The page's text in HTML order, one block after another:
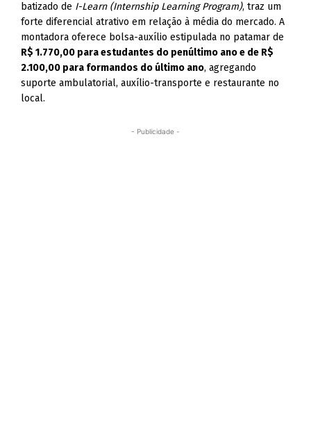
batizado de I-Learn (Internship Learning Program), traz um
forte diferencial atrativo em relação à média do mercado. A
montadora oferece bolsa-auxílio estipulada no patamar de
R$ 1.770,00 para estudantes do penúltimo ano e de R$
2.100,00 para formandos do último ano, agregando
suporte ambulatorial, auxílio-transporte e restaurante no
local.
- Publicidade -